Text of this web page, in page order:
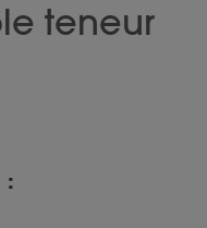
teneur
: